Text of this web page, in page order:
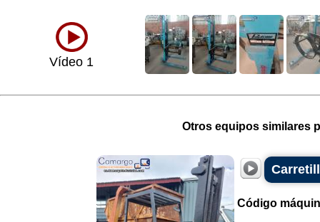
Vídeo 1
Otros equipos similares
Código